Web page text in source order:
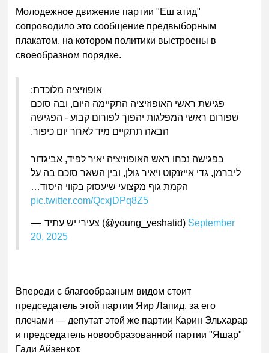
Молодежное движение партии "Еш атид"
сопроводило это сообщение предвыборным
плакатом, на котором политики выстроены в
своеобразном порядке.
אופוזיציה מלוכדת:
פגישת ראשי האופוזיציה התקיימה היום, ובה סוכם
שפורום ראשי המפלגות יהפוך לפורום קבוע - הפגישה
הבאה תתקיים מיד לאחר יום כיפור.
בפגישה נכחו ראש האופוזיציה יאיר לפיד, אביגדור
ליברמן, גדי אייזנקוט ויאיר גולן, ובין השאר סוכם בה על
הקמת גוף מקצועי שיעסוק בקווי היסוד…
pic.twitter.com/QcxjDPq8Z5
—צעירי יש עתיד (@young_yeshatid) September
20, 2025
Впереди с благообразным видом стоит
председатель этой партии Яир Лапид,за его
плечами — депутат этой же партии Карин Эльхарар
и председатель новообразованной партии "Яшар"
Гади Айзенкот.